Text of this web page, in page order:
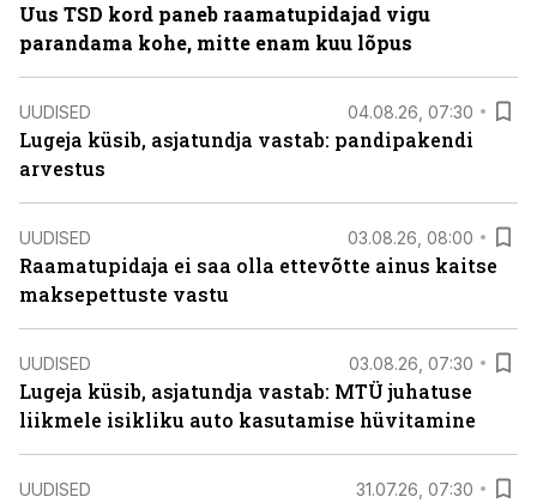
Uus TSD kord paneb raamatupidajad vigu
parandama kohe, mitte enam kuu lõpus
UUDISED 04.08.26, 07:30
Lugeja küsib, asjatundja vastab: pandipakendi
arvestus
UUDISED 03.08.26, 08:00
Raamatupidaja ei saa olla ettevõtte ainus kaitse
maksepettuste vastu
UUDISED 03.08.26, 07:30
Lugeja küsib, asjatundja vastab: MTÜ juhatuse
liikmele isikliku auto kasutamise hüvitamine
UUDISED 31.07.26, 07:30